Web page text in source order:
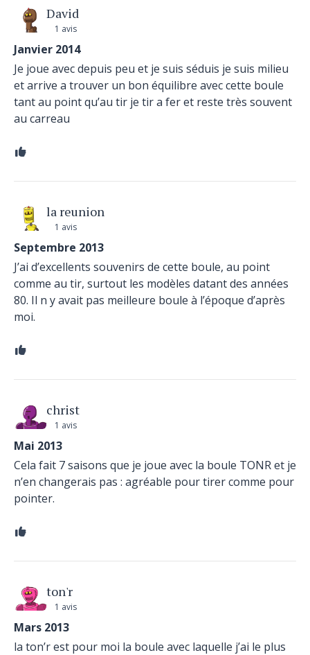
David
1 avis
Janvier 2014
Je joue avec depuis peu et je suis séduis je suis milieu
et arrive a trouver un bon équilibre avec cette boule
tant au point qu’au tir je tir a fer et reste très souvent
au carreau
la reunion
1 avis
Septembre 2013
J’ai d’excellents souvenirs de cette boule, au point
comme au tir, surtout les modèles datant des années
80. Il n y avait pas meilleure boule à l’époque d’après
moi.
christ
1 avis
Mai 2013
Cela fait 7 saisons que je joue avec la boule TONR et je
n’en changerais pas : agréable pour tirer comme pour
pointer.
ton'r
1 avis
Mars 2013
la ton’r est pour moi la boule avec laquelle j’ai le plus